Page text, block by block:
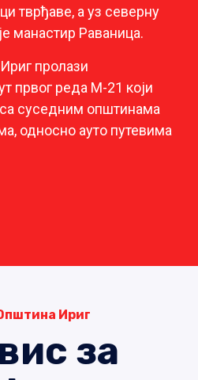
тврђаве, а уз северну
манастир Раваница.
пролази
првог реда М-21 који
суседним општинама
односно ауто путевима
Ириг
за